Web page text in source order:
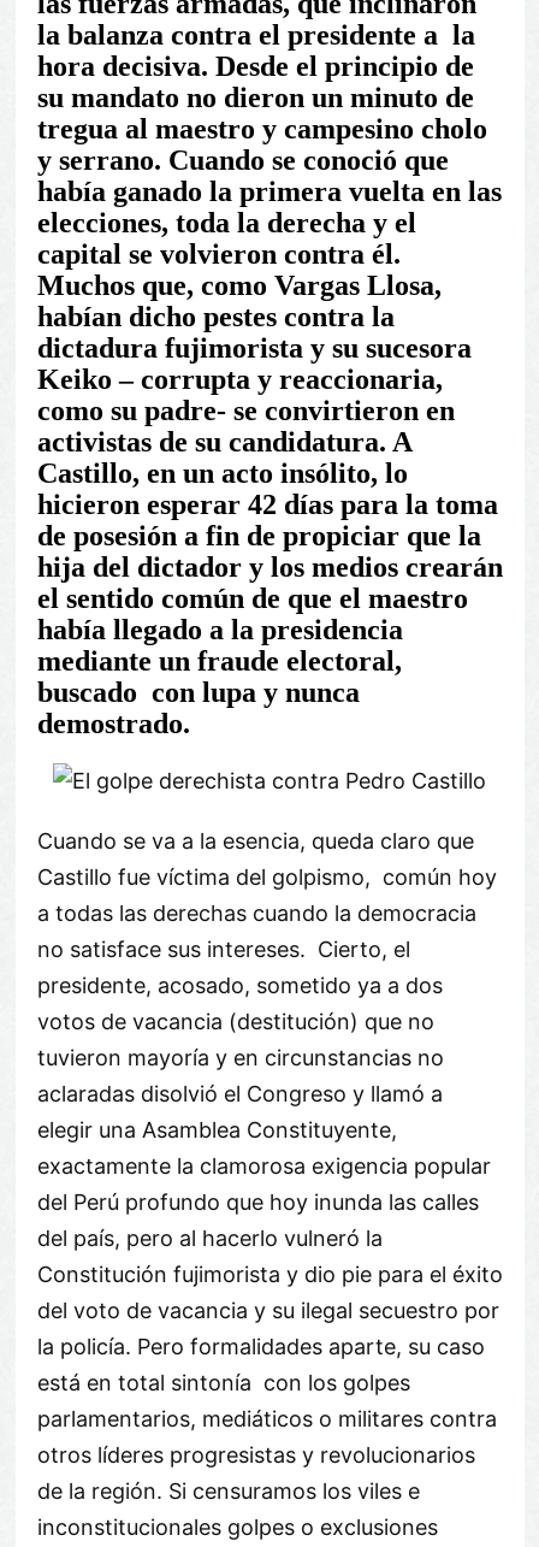
la balanza contra el presidente a la
hora decisiva. Desde el principio de
su mandato no dieron un minuto de
tregua al maestro y campesino cholo
y serrano. Cuando se conoció que
había ganado la primera vuelta en las
elecciones, toda la derecha y el
capital se volvieron contra él.
Muchos que, como Vargas Llosa,
habían dicho pestes contra la
dictadura fujimorista y su sucesora
Keiko – corrupta y reaccionaria,
como su padre- se convirtieron en
activistas de su candidatura. A
Castillo, en un acto insólito, lo
hicieron esperar 42 días para la toma
de posesión a fin de propiciar que la
hija del dictador y los medios crearán
el sentido común de que el maestro
había llegado a la presidencia
mediante un fraude electoral,
buscado con lupa y nunca
demostrado.
Cuando se va a la esencia, queda claro que
Castillo fue víctima del golpismo, común hoy
a todas las derechas cuando la democracia
no satisface sus intereses. Cierto, el
presidente, acosado, sometido ya a dos
votos de vacancia (destitución) que no
tuvieron mayoría y en circunstancias no
aclaradas disolvió el Congreso y llamó a
elegir una Asamblea Constituyente,
exactamente la clamorosa exigencia popular
del Perú profundo que hoy inunda las calles
del país, pero al hacerlo vulneró la
Constitución fujimorista y dio pie para el éxito
del voto de vacancia y su ilegal secuestro por
la policía. Pero formalidades aparte, su caso
está en total sintonía con los golpes
parlamentarios, mediáticos o militares contra
otros líderes progresistas y revolucionarios
de la región. Si censuramos los viles e
inconstitucionales golpes o exclusiones